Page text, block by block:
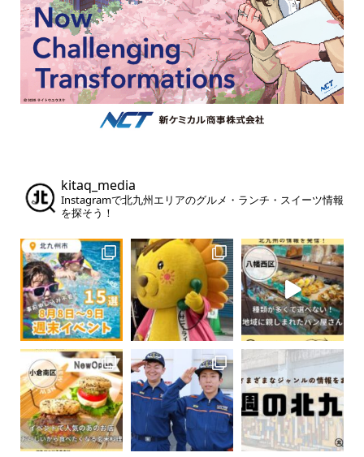
kitaq_media
Instagramで北九州エリアのグルメ・ランチ・スイーツ情報
を探そう！